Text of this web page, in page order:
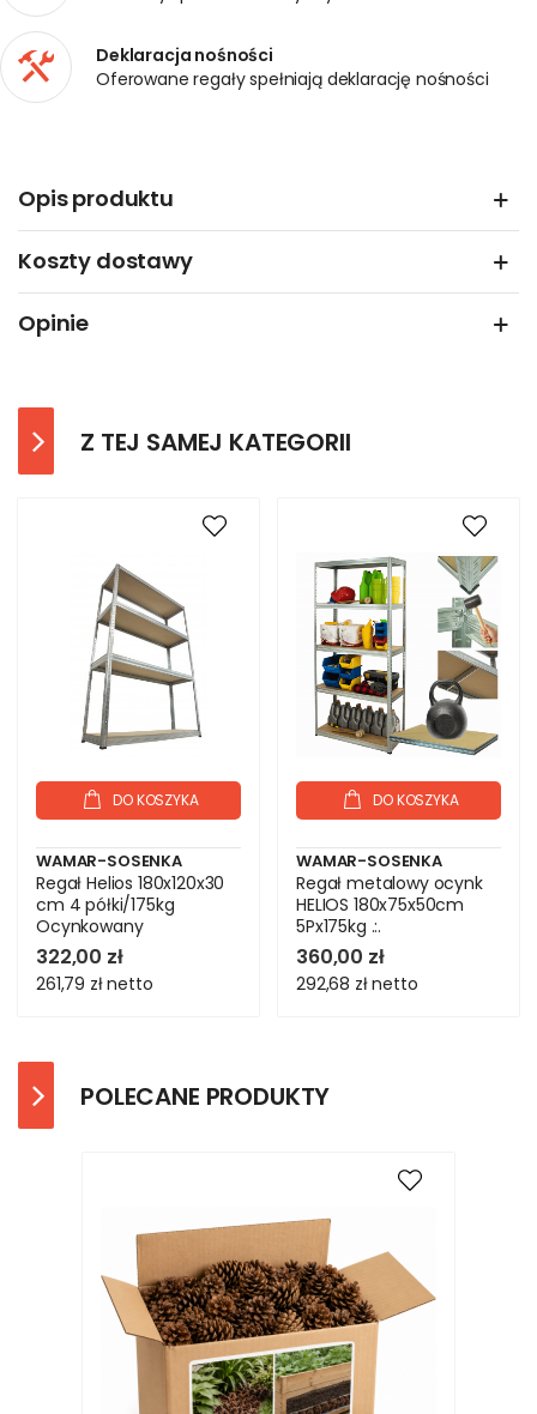
Deklaracja nośności
Oferowane regały spełniają deklarację nośności
Opis produktu
Koszty dostawy
Opinie
Z TEJ SAMEJ KATEGORII
DO KOSZYKA
WAMAR-SOSENKA
Regał Helios 180x120x30
cm 4 półki/175kg
Ocynkowany
322,00 zł
261,79 złnetto
DO KOSZYKA
WAMAR-SOSENKA
Regał metalowy ocynk
HELIOS 180x75x50cm
5Px175kg .:.
360,00 zł
292,68 złnetto
POLECANE PRODUKTY